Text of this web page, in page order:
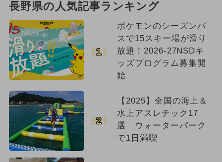
長野県の人気記事ランキング
1
ポケモンのシーズンパ
スで15スキー場が滑り
放題！2026-27NSDキ
ッズプログラム募集開
始
2
【2025】全国の海上＆
水上アスレチック17
選 ウォーターパーク
で1日満喫